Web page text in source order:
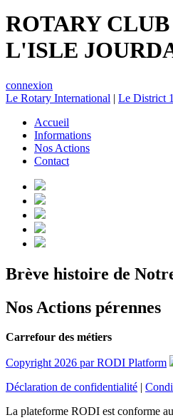
ROTARY CLUB
L'ISLE
connexion
Le Rotary International | Le District
Accueil
Informations
Nos Actions
Contact
Brève histoire de
Nos Actions pérennes
Carrefour des métiers
Copyright 2026 par RODI Platform
Déclaration de confidentialité
La plateforme RODI est conforme